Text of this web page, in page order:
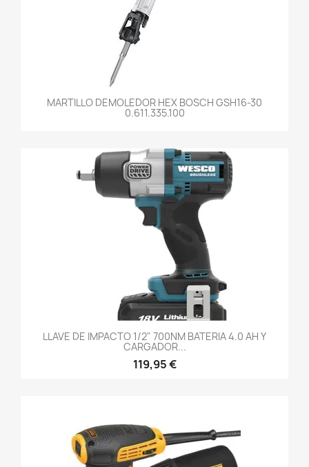
MARTILLO DEMOLEDOR HEX BOSCH GSH16-30
0.611.335.100
LLAVE DE IMPACTO 1/2" 700NM BATERIA 4.0 AH Y
CARGADOR...
119,95 €